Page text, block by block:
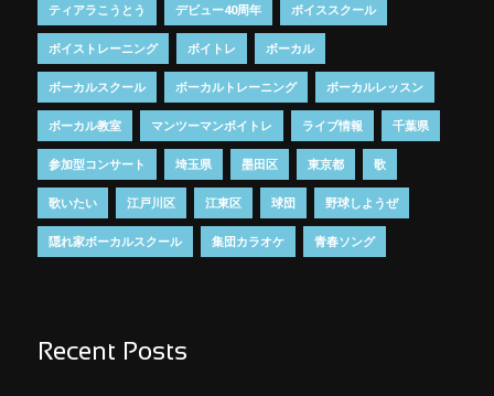
ティアラこうとう デビュー40周年 ボイススクール
ボイストレーニング ボイトレ ボーカル
ボーカルスクール ボーカルトレーニング ボーカルレッスン
ボーカル教室 マンツーマンボイトレ ライブ情報 千葉県
参加型コンサート 埼玉県 墨田区 東京都 歌
歌いたい 江戸川区 江東区 球団 野球しようぜ
隠れ家ボーカルスクール 集団カラオケ 青春ソング
Recent Posts